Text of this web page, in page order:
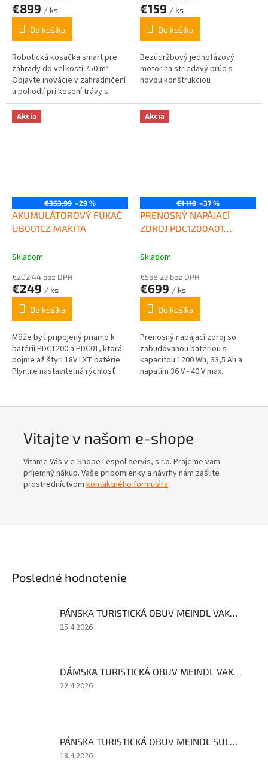
€899 / ks
Do košíka
Robotická kosačka smart pre
záhrady do veľkosti 750 m²
Objavte inovácie v zahradničení
a pohodlí pri kosení trávy s
vašou chytrou robotickou
kosačkou: GARDENA smart
SILENO life, sada...
€159 / ks
Do košíka
Bezúdržbový jednofázový
motor na striedavý prúd s
novou konštrukciou
Akcia
€353,99 –29 %
AKUMULÁTOROVÝ FÚKAČ
UB001CZ MAKITA
Skladom
€202,44 bez DPH
€249 / ks
Do košíka
Môže byť pripojený priamo k
batérii PDC1200 a PDC01, ktorá
pojme až štyri 18V LXT batérie.
Plynule nastaviteľná rýchlosť
Akcia
€1 119 –37 %
PRENOSNÝ NAPÁJACÍ
ZDROJ PDC1200A01
Skladom
€568,29 bez DPH
€699 / ks
Do košíka
Prenosný napájací zdroj so
zabudovanou batériou s
kapacitou 1200 Wh, 33,5 Ah a
napätím 36 V - 40 V max.
Vitajte v našom e-shope
Vítame Vás v e-Shope Lespol-servis, s.r.o. Prajeme vám
príjemný nákup. Vaše pripomienky a návrhy nám zašlite
prostredníctvom kontaktného formulára.
Posledné hodnotenie
PÁNSKA TURISTICKÁ OBUV MEINDL VAKUUM MEN GTX
Hodnotenie
z
5
25.4.2026
DÁMSKA TURISTICKÁ OBUV MEINDL VAKUUM LADY GTX MARINE VEĽKOSŤ 4 VÝPREDAJ
Hodnotenie
5
hviezdičiek.
22.4.2026
PÁNSKA TURISTICKÁ OBUV MEINDL SULDEN MAHAGONI
Hodnotenie
18.4.2026